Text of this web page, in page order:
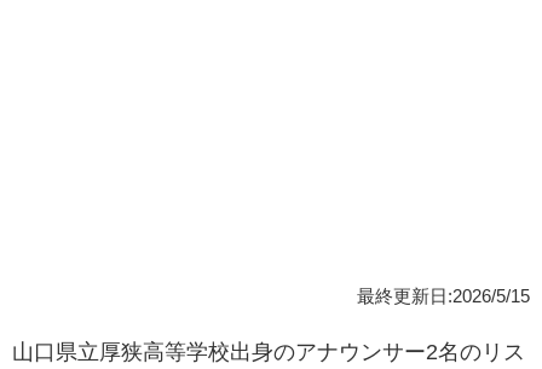
最終更新日:2026/5/15
山口県立厚狭高等学校出身のアナウンサー2名のリス